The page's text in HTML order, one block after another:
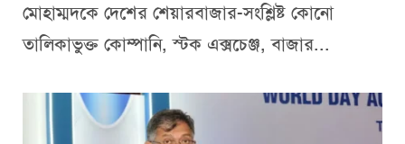
মোহাম্মদকে দেশের শেয়ারবাজার-সংশ্লিষ্ট কোনো
তালিকাভুক্ত কোম্পানি, স্টক এক্সচেঞ্জ, বাজার...